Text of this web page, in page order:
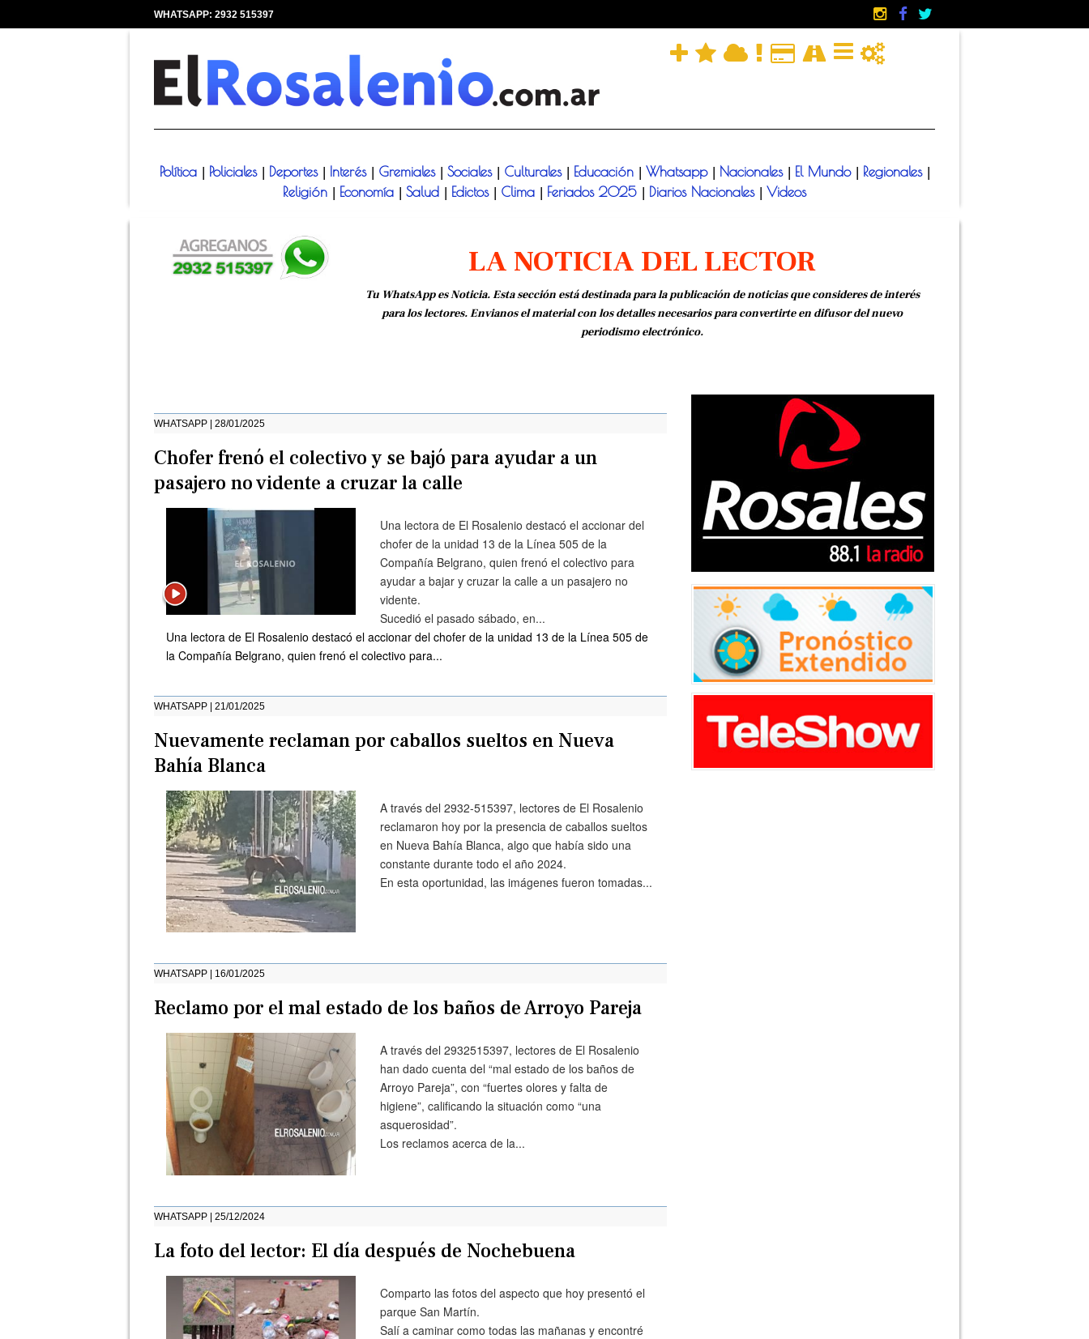
WHATSAPP: 2932 515397
Política
Policiales Deportes Interés Gremiales Sociales Culturales Educación Whatsapp Nacionales El Mundo Regionales
Religión Economía Salud Edictos Clima Feriados 2025 Diarios Nacionales Videos
LA NOTICIA DEL LECTOR
Tu WhatsApp es Noticia. Esta sección está destinada para la publicación de noticias que consideres de interés
para los lectores. Envianos el material con los detalles necesarios para convertirte en difusor del nuevo
periodismo electrónico.
WHATSAPP | 28/01/2025
Chofer frenó el colectivo y se bajó para ayudar a un
pasajero no vidente a cruzar la calle
Una lectora de El Rosalenio destacó el accionar del
chofer de la unidad 13 de la Línea 505 de la
Compañía Belgrano, quien frenó el colectivo para
ayudar a bajar y cruzar la calle a un pasajero no
vidente.
Sucedió el pasado sábado, en...
Una lectora de El Rosalenio destacó el accionar del chofer de la unidad 13 de la Línea 505 de
la Compañía Belgrano, quien frenó el colectivo para...
WHATSAPP | 21/01/2025
Nuevamente reclaman por caballos sueltos en Nueva
Bahía Blanca
A través del 2932-515397, lectores de El Rosalenio
reclamaron hoy por la presencia de caballos sueltos
en Nueva Bahía Blanca, algo que había sido una
constante durante todo el año 2024.
En esta oportunidad, las imágenes fueron tomadas...
WHATSAPP | 16/01/2025
Reclamo por el mal estado de los baños de Arroyo Pareja
A través del 2932515397, lectores de El Rosalenio
han dado cuenta del “mal estado de los baños de
Arroyo Pareja”, con “fuertes olores y falta de
higiene”, calificando la situación como “una
asquerosidad”.
Los reclamos acerca de la...
WHATSAPP | 25/12/2024
La foto del lector: El día después de Nochebuena
Comparto las fotos del aspecto que hoy presentó el
parque San Martín.
Salí a caminar como todas las mañanas y encontré